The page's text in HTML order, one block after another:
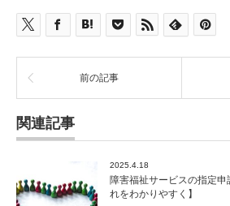
前の記事
関連記事
2025.4.18
障害福祉サービスの指定
れをわかりやすく】